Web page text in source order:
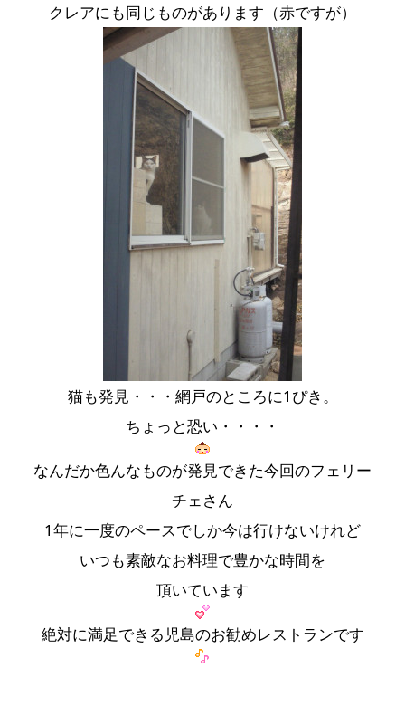
クレアにも同じものがあります（赤ですが）
猫も発見・・・網戸のところに1ぴき。
ちょっと恐い・・・・
なんだか色んなものが発見できた今回のフェリー
チェさん
1年に一度のペースでしか今は行けないけれど
いつも素敵なお料理で豊かな時間を
頂いています
絶対に満足できる児島のお勧めレストランです